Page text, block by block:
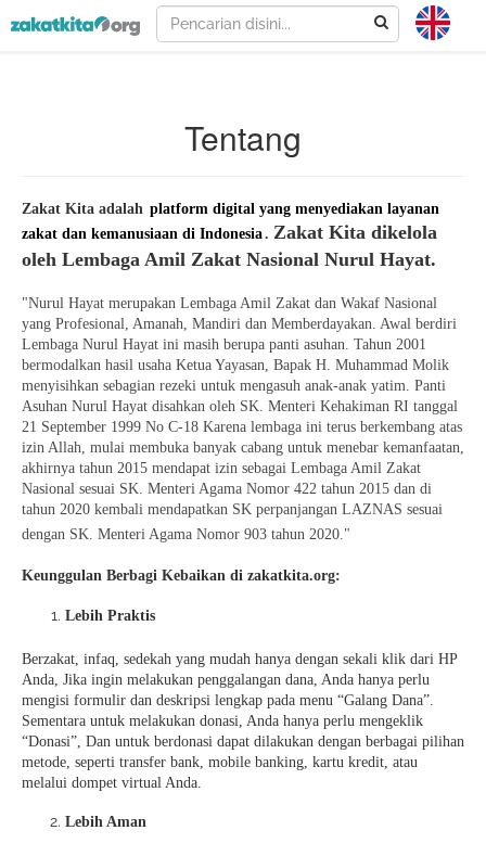
Tentang
Zakat Kita adalah platform digital yang menyediakan layanan
zakat dan kemanusiaan di Indonesia. Zakat Kita dikelola
oleh Lembaga Amil Zakat Nasional Nurul Hayat.
"Nurul Hayat merupakan Lembaga Amil Zakat dan Wakaf Nasional
yang Profesional, Amanah, Mandiri dan Memberdayakan. Awal berdiri
Lembaga Nurul Hayat ini masih berupa panti asuhan. Tahun 2001
bermodalkan hasil usaha Ketua Yayasan, Bapak H. Muhammad Molik
menyisihkan sebagian rezeki untuk mengasuh anak-anak yatim. Panti
Asuhan Nurul Hayat disahkan oleh SK. Menteri Kehakiman RI tanggal
21 September 1999 No C-18 Karena lembaga ini terus berkembang atas
izin Allah, mulai membuka banyak cabang untuk menebar kemanfaatan,
akhirnya tahun 2015 mendapat izin sebagai Lembaga Amil Zakat
Nasional sesuai SK. Menteri Agama Nomor 422 tahun 2015 dan di
tahun 2020 kembali mendapatkan SK perpanjangan LAZNAS sesuai
dengan SK. Menteri Agama Nomor 903 tahun 2020."
Keunggulan Berbagi Kebaikan di zakatkita.org:
Lebih Praktis
Berzakat, infaq, sedekah yang mudah hanya dengan sekali klik dari HP
Anda, Jika ingin melakukan penggalangan dana, Anda hanya perlu
mengisi formulir dan deskripsi lengkap pada menu “Galang Dana”.
Sementara untuk melakukan donasi, Anda hanya perlu mengeklik
“Donasi”, Dan untuk berdonasi dapat dilakukan dengan berbagai pilihan
metode, seperti transfer bank, mobile banking, kartu kredit, atau
melalui dompet virtual Anda.
Lebih Aman